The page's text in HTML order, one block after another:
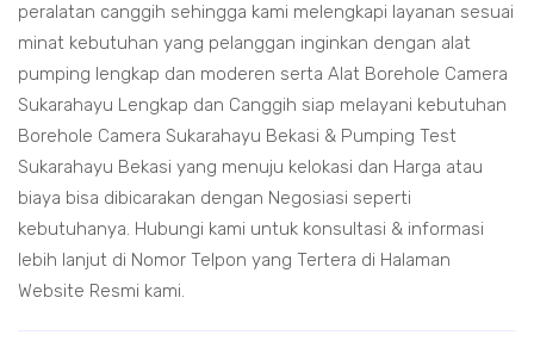
peralatan canggih sehingga kami melengkapi layanan sesuai
minat kebutuhan yang pelanggan inginkan dengan alat
pumping lengkap dan moderen serta Alat Borehole Camera
Sukarahayu Lengkap dan Canggih siap melayani kebutuhan
Borehole Camera Sukarahayu Bekasi & Pumping Test
Sukarahayu Bekasi yang menuju kelokasi dan Harga atau
biaya bisa dibicarakan dengan Negosiasi seperti
kebutuhanya. Hubungi kami untuk konsultasi & informasi
lebih lanjut di Nomor Telpon yang Tertera di Halaman
Website Resmi kami.